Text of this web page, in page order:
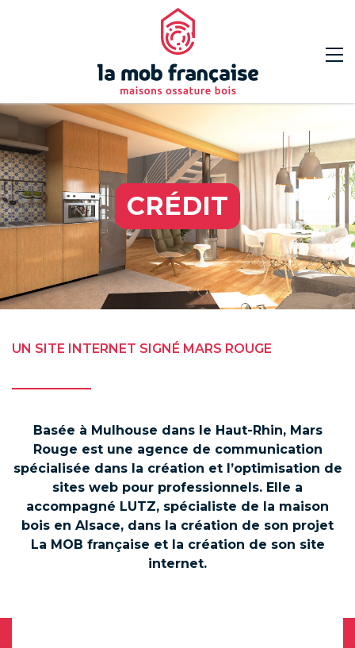
CRÉDIT
UN SITE INTERNET SIGNÉ MARS ROUGE
–
Basée à Mulhouse dans le Haut-Rhin, Mars
Rouge est une agence de communication
spécialisée dans la création et l’optimisation de
sites web pour professionnels. Elle a
accompagné LUTZ, spécialiste de la maison
bois en Alsace, dans la création de son projet
La MOB française et la création de son site
internet.